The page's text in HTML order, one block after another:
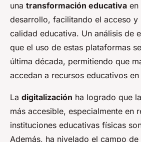
una transformación educativa en
desarrollo, facilitando el acceso y
calidad educativa. Un análisis de
que el uso de estas plataformas
última década, permitiendo que
accedan a recursos educativos en
La digitalización ha logrado que
más accesible, especialmente en
instituciones educativas físicas
Además, ha nivelado el campo de